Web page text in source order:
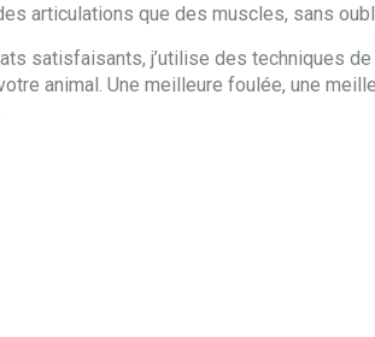
articulations que des muscles, sans
satisfaisants, j’utilise des techniques
animal. Une meilleure foulée, une